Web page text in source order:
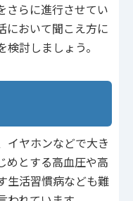
さらに進行させてい
において聞こえ方に
討しましょう。
イヤホンなどで大き
めとする高血圧や高
生活習慣病なども難